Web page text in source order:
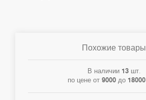
Похожие товары
В наличии 13шт.
по цене от 9000 до 18000